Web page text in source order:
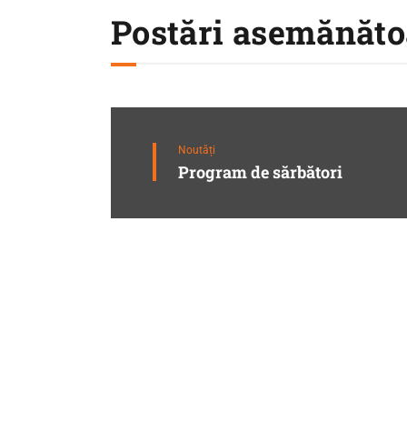
Postări
Noutăți
Program de sărbători